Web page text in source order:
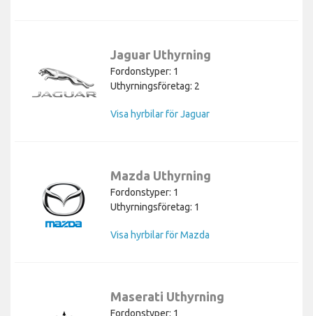
Jaguar Uthyrning
Fordonstyper: 1
Uthyrningsföretag: 2
Visa hyrbilar för Jaguar
Mazda Uthyrning
Fordonstyper: 1
Uthyrningsföretag: 1
Visa hyrbilar för Mazda
Maserati Uthyrning
Fordonstyper: 1